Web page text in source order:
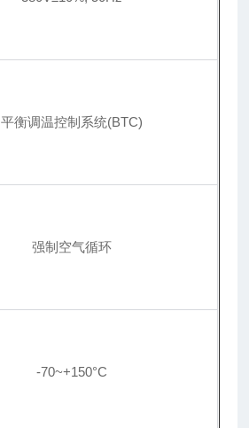
平衡调温控制系统(BTC)
强制空气循环
-70~+150°C